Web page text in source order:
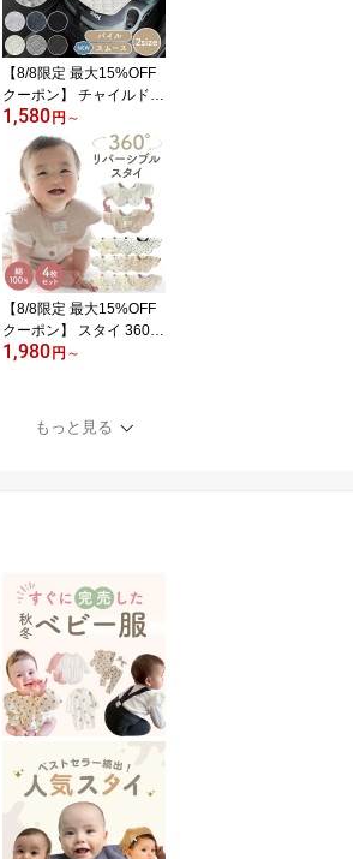
ト付き 女の子 男の子 食
べこぼし 子供 おしゃれ
かわいい
【8/8限定 最大15%OFF
クーポン】 チャイルドシ
ート 防水シート 夏用 冷
感 新生児 メッシュ 穴な
し 送風 防水 汚れ防止 カ
バー 防水シーツ 防水マ
ット 防水シー シーツ 防
水シートライナー トイレ
トレーニング ベビーカー
ジュニアシート トイトレ
1,580円 ～
【8/8限定 最大15%OFF
クーポン】 スタイ 360
男の子 ベビースタイ 女
産祝い お宮参り よだれ
かけ 無地 度 360度 360°
1,980円 ～
もっと見る